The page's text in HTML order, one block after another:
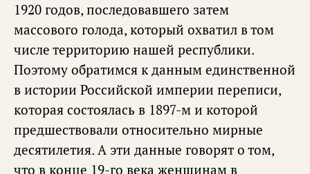
1920 годов, последовавшего затем
массового голода, который охватил в том
числе территорию нашей республики.
Поэтому обратимся к данным единственной
в истории Российской империи переписи,
которая состоялась в 1897-м и которой
предшествовали относительно мирные
десятилетия. А эти данные говорят о том,
что в конце 19-го века женщинам в